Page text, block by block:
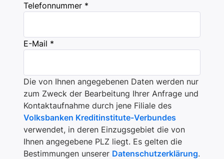
Telefonnummer *
E-Mail *
Die von Ihnen angegebenen Daten werden nur
zum Zweck der Bearbeitung Ihrer Anfrage und
Kontaktaufnahme durch jene Filiale des
Volksbanken Kreditinstitute-Verbundes
verwendet, in deren Einzugsgebiet die von
Ihnen angegebene PLZ liegt. Es gelten die
Bestimmungen unserer Datenschutzerklärung.